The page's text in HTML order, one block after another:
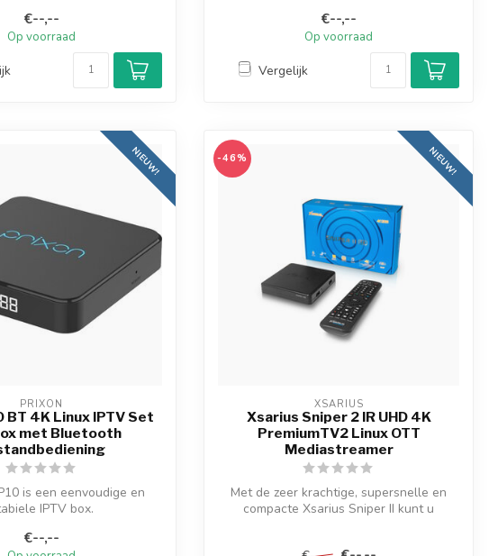
€--,--
Op voorraad
€--,--
Op voorraad
Vergelijk
NIEUW!
PRIXON
BT 4K Linux IPTV Set
met Bluetooth
is een eenvoudige en
IPTV box.
€--,--
NIEUW!
-46%
XSARIUS
Xsarius Sniper 2 IR UHD 4K
PremiumTV2 Linux OTT
Mediastreamer
Met de zeer krachtige, supersnelle en
compacte Xsarius Sniper II kunt u